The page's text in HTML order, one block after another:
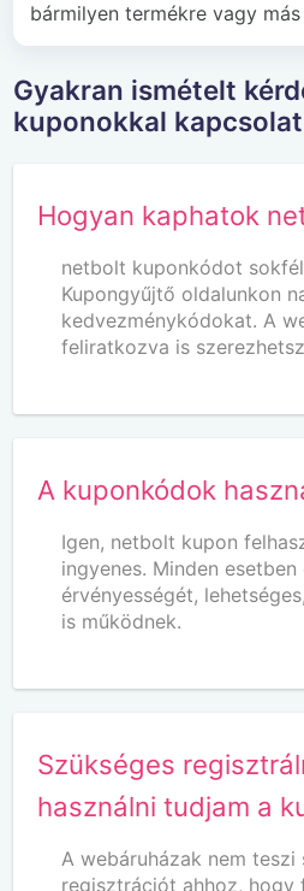
bármilyen termékre vagy
Gyakran ismételt
kuponokkal
Hogyan kaphatok
netbolt kuponkódot
Kupongyűjtő oldalunkon
kedvezménykódokat. A
feliratkozva is
A kuponkódok
Igen, netbolt kupon
ingyenes. Minden
érvényességét,
is működnek.
Szükséges
használni tudjam a
A webáruházak nem teszi
regisztrációt ahhoz, hogy